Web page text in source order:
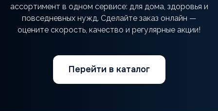
ассортимент в одном сервисе: для дома, здоровья и
повседневных нужд. Сделайте заказ онлайн —
оцените скорость, качество и регулярные акции!
Перейти в каталог